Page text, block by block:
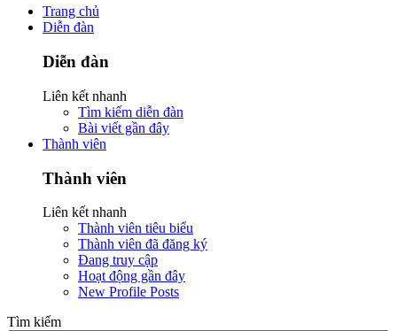
Trang chủ
Diễn đàn
Diễn đàn
Liên kết nhanh
Tìm kiếm diễn đàn
Bài viết gần đây
Thành viên
Thành viên
Liên kết nhanh
Thành viên tiêu biểu
Thành viên đã đăng ký
Đang truy cập
Hoạt động gần đây
New Profile Posts
Tìm kiếm